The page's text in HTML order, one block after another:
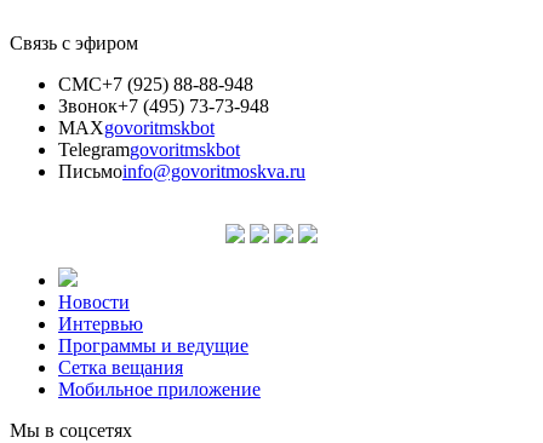
Связь с эфиром
СМС+7 (925) 88-88-948
Звонок+7 (495) 73-73-948
MAXgovoritmskbot
Telegramgovoritmskbot
Письмоinfo@govoritmoskva.ru
Новости
Интервью
Программы и ведущие
Сетка вещания
Мобильное приложение
Мы в соцсетях